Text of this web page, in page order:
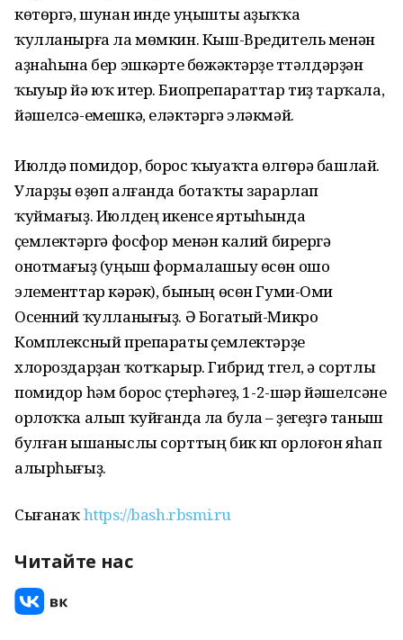
көтөргә, шунан инде уңышты аҙыҡҡа
ҡулланырға ла мөм­кин. Кыш-Вредитель менән
аҙнаһына бер эшкәртеү бөжәктәрҙе түтәлдәрҙән
ҡыуыр йә юҡ итер. Биопрепараттар тиҙ тарҡала,
йәшелсә-емешкә, еләктәргә эләкмәй.
Июлдә помидор, борос ҡыуаҡта өлгөрә башлай.
Уларҙы өҙөп алғанда ботаҡты зарарлап
ҡуймағыҙ. Июлдең икенсе яртыһында
үҫемлектәргә фосфор менән калий бирергә
онотмағыҙ (уңыш формалашыу өсөн ошо
элементтар кәрәк), бы­ның өсөн Гуми-Оми
Осенний ҡулланығыҙ. Ә Богатый-Микро
Комплексный препараты үҫемлектәрҙе
хлороздарҙан ҡотҡа­рыр. Гибрид түгел, ә сортлы
помидор һәм борос үҫтерһәгеҙ, 1-2-шәр йәшелсәне
орлоҡҡа алып ҡуйғанда ла була – үҙегеҙгә таныш
булған ышаныслы сорттың бик күп орлоғон яһап
алырһығыҙ.
Сығанаҡhttps://bash.rbsmi.ru
Читайте нас